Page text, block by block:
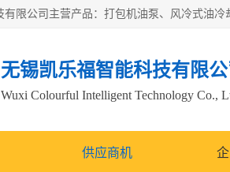
无锡凯乐福智能科技有限公
Wuxi Colourful Intelligent Technology Co.,
供应商机